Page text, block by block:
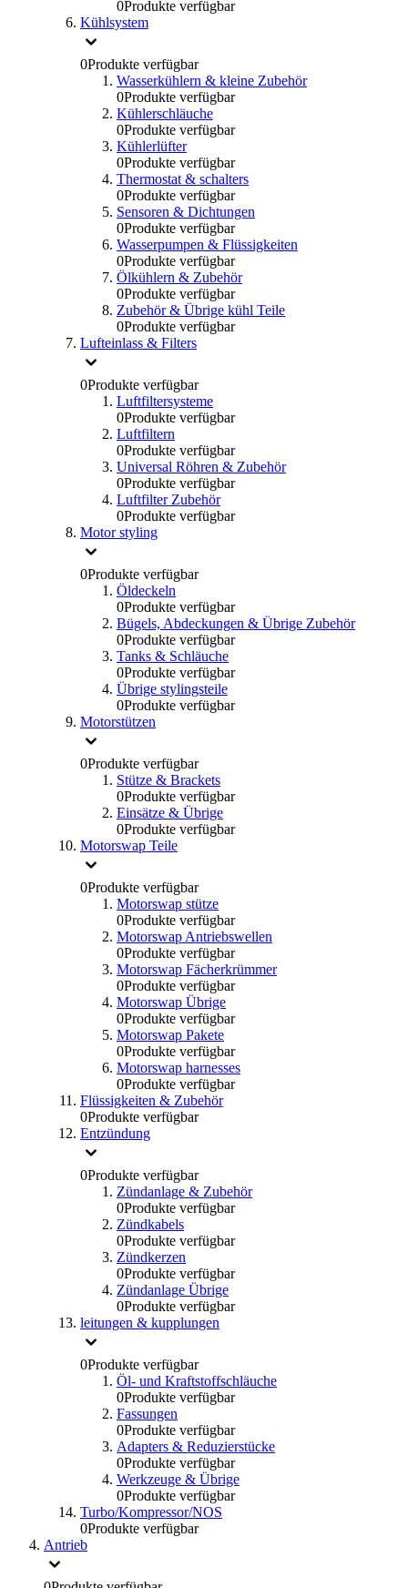
0Produkte verfügbar
Kühlsystem
0Produkte verfügbar
Wasserkühlern & kleine Zubehör
0Produkte verfügbar
Kühlerschläuche
0Produkte verfügbar
Kühlerlüfter
0Produkte verfügbar
Thermostat & schalters
0Produkte verfügbar
Sensoren & Dichtungen
0Produkte verfügbar
Wasserpumpen & Flüssigkeiten
0Produkte verfügbar
Ölkühlern & Zubehör
0Produkte verfügbar
Zubehör & Übrige kühl Teile
0Produkte verfügbar
Lufteinlass & Filters
0Produkte verfügbar
Luftfiltersysteme
0Produkte verfügbar
Luftfiltern
0Produkte verfügbar
Universal Röhren & Zubehör
0Produkte verfügbar
Luftfilter Zubehör
0Produkte verfügbar
Motor styling
0Produkte verfügbar
Öldeckeln
0Produkte verfügbar
Bügels, Abdeckungen & Übrige Zubehör
0Produkte verfügbar
Tanks & Schläuche
0Produkte verfügbar
Übrige stylingsteile
0Produkte verfügbar
Motorstützen
0Produkte verfügbar
Stütze & Brackets
0Produkte verfügbar
Einsätze & Übrige
0Produkte verfügbar
Motorswap Teile
0Produkte verfügbar
Motorswap stütze
0Produkte verfügbar
Motorswap Antriebswellen
0Produkte verfügbar
Motorswap Fächerkrümmer
0Produkte verfügbar
Motorswap Übrige
0Produkte verfügbar
Motorswap Pakete
0Produkte verfügbar
Motorswap harnesses
0Produkte verfügbar
Flüssigkeiten & Zubehör
0Produkte verfügbar
Entzündung
0Produkte verfügbar
Zündanlage & Zubehör
0Produkte verfügbar
Zündkabels
0Produkte verfügbar
Zündkerzen
0Produkte verfügbar
Zündanlage Übrige
0Produkte verfügbar
leitungen & kupplungen
0Produkte verfügbar
Öl- und Kraftstoffschläuche
0Produkte verfügbar
Fassungen
0Produkte verfügbar
Adapters & Reduzierstücke
0Produkte verfügbar
Werkzeuge & Übrige
0Produkte verfügbar
Turbo/Kompressor/NOS
0Produkte verfügbar
Antrieb